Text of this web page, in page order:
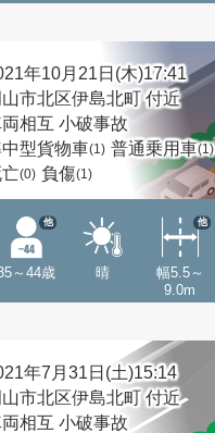
年10月21日(木)17:41
山市北区伊島北町 付近
相互 小破事故
型貨物車(1) 普通乗用車(1)
(0) 負傷(1)
～44歳
他
晴
幅5.5～
9.0m
他
年7月31日(土)15:14
山市北区伊島北町 付近
相互 小破事故